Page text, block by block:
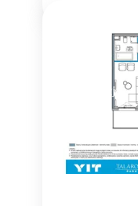
Rezerwacja